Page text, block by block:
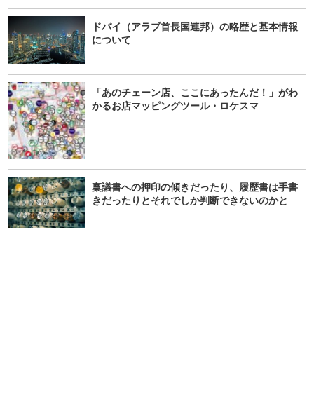
ドバイ（アラブ首長国連邦）の略歴と基本情報
について
「あのチェーン店、ここにあったんだ！」がわ
かるお店マッピングツール・ロケスマ
稟議書への押印の傾きだったり、履歴書は手書
きだったりとそれでしか判断できないのかと